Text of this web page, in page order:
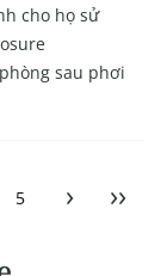
cho họ sử
sau phơi
5 ›
››